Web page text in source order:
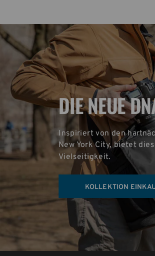
DIE NEUE
Inspiriert von den
New York City, bietet
Vielseitigkeit.
KOLLEKTION